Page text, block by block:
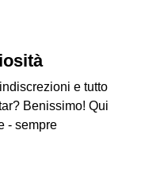
e tutto
Benissimo! Qui
- sempre